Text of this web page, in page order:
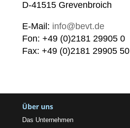
D-41515 Grevenbroich
E-Mail: info@bevt.de
Fon: +49 (0)2181 29905 0
Fax: +49 (0)2181 29905 50
Über uns
Das Unternehmen